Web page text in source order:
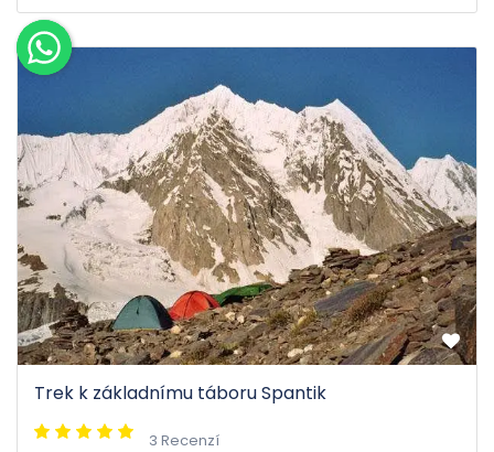
Trek k základnímu táboru Spantik
3 Recenzí